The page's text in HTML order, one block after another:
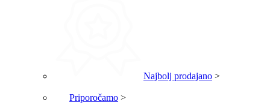
Najbolj prodajano >
Priporočamo >